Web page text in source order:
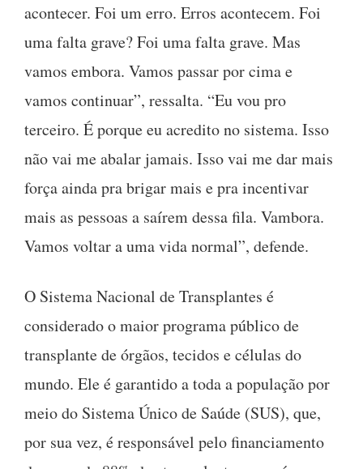
acontecer. Foi um erro. Erros acontecem. Foi
uma falta grave? Foi uma falta grave. Mas
vamos embora. Vamos passar por cima e
vamos continuar”, ressalta. “Eu vou pro
terceiro. É porque eu acredito no sistema. Isso
não vai me abalar jamais. Isso vai me dar mais
força ainda pra brigar mais e pra incentivar
mais as pessoas a saírem dessa fila. Vambora.
Vamos voltar a uma vida normal”, defende.
O Sistema Nacional de Transplantes é
considerado o maior programa público de
transplante de órgãos, tecidos e células do
mundo. Ele é garantido a toda a população por
meio do Sistema Único de Saúde (SUS), que,
por sua vez, é responsável pelo financiamento